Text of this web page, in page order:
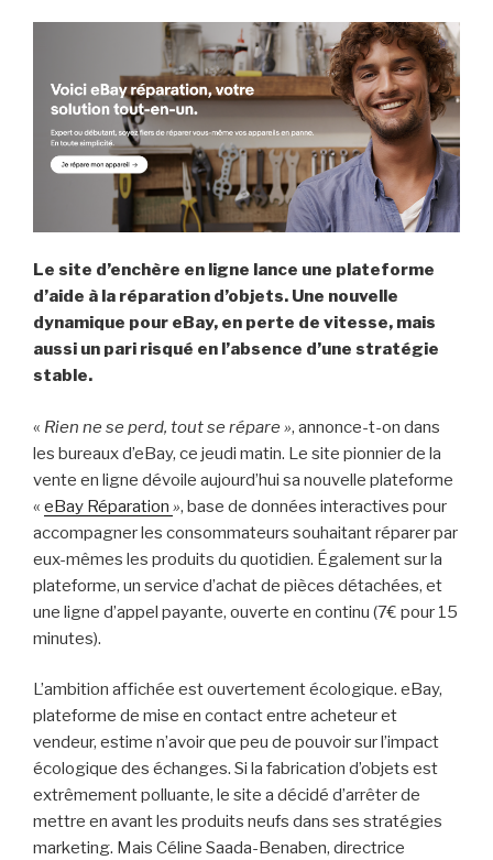
Le site d’enchère en ligne lance une plateforme
d’aide à la réparation d’objets. Une nouvelle
dynamique pour eBay, en perte de vitesse, mais
aussi un pari risqué en l’absence d’une stratégie
stable.
« Rien ne se perd, tout se répare », annonce-t-on dans
les bureaux d’eBay, ce jeudi matin. Le site pionnier de la
vente en ligne dévoile aujourd’hui sa nouvelle plateforme
« eBay Réparation », base de données interactives pour
accompagner les consommateurs souhaitant réparer par
eux-mêmes les produits du quotidien. Également sur la
plateforme, un service d’achat de pièces détachées, et
une ligne d’appel payante, ouverte en continu (7€ pour 15
minutes).
L’ambition affichée est ouvertement écologique. eBay,
plateforme de mise en contact entre acheteur et
vendeur, estime n’avoir que peu de pouvoir sur l’impact
écologique des échanges. Si la fabrication d’objets est
extrêmement polluante, le site a décidé d’arrêter de
mettre en avant les produits neufs dans ses stratégies
marketing. Mais Céline Saada-Benaben, directrice